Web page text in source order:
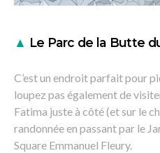
▲ Le Parc de la Butte
C’est un endroit parfait pour
loupez pas également de
Fatima juste à côté (et sur le
randonnée en passant par le
Square Emmanuel Fleury.